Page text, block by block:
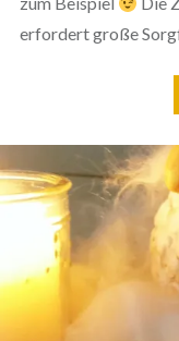
erfordert große